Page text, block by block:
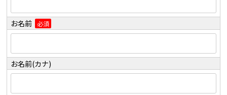
お名前 必須
お名前(カナ)